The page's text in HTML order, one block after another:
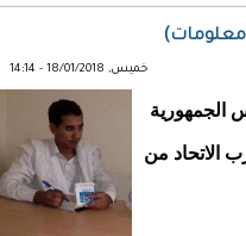
خميس, 18/01/2018 - 14:14
الجمهورية
الاتحاد من